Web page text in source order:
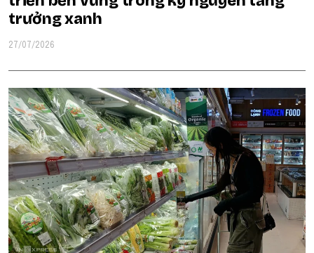
trưởng xanh
27/07/2026